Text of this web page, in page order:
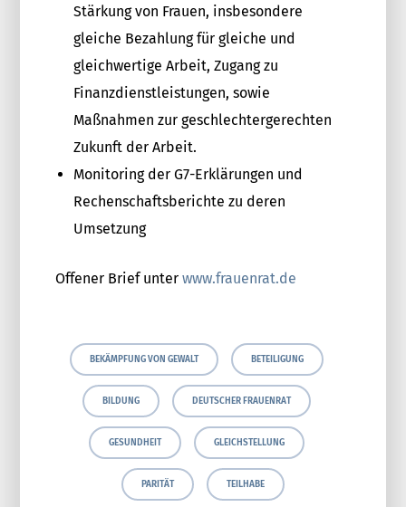
Stärkung von Frauen, insbesondere
gleiche Bezahlung für gleiche und
gleichwertige Arbeit, Zugang zu
Finanzdienstleistungen, sowie
Maßnahmen zur geschlechtergerechten
Zukunft der Arbeit.
Monitoring der G7-Erklärungen und
Rechenschaftsberichte zu deren
Umsetzung
Offener Brief unter www.frauenrat.de
BEKÄMPFUNG VON GEWALT BETEILIGUNG
BILDUNG DEUTSCHER FRAUENRAT
GESUNDHEIT GLEICHSTELLUNG
PARITÄT TEILHABE